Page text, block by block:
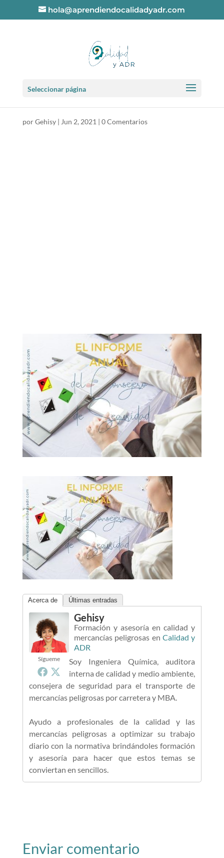
hola@aprendiendocalidadyadr.com
Seleccionar página
El informe anual del
CS
porGehisy| Jun 2, 2021 | 0 Comentarios
Acerca de Últimas entradas
Sígueme
Gehisy
Formación y asesoría en calidad y
mercancías peligrosas en Calidad y
ADR
Soy Ingeniera Química, auditora
interna de calidad y medio ambiente,
consejera de seguridad para el transporte de
mercancías peligrosas por carretera y MBA.
Ayudo a profesionales de la calidad y las
mercancías peligrosas a optimizar su trabajo
diario con la normativa brindándoles formación
y asesoría para hacer que estos temas se
conviertan en sencillos.
Enviar comentario